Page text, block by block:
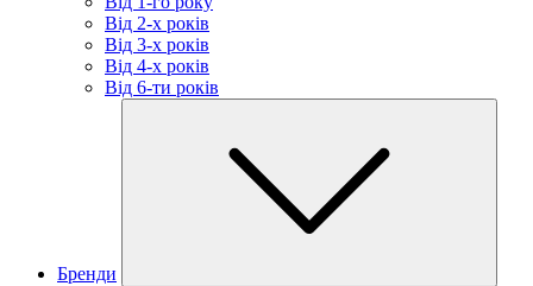
Від 2-х років
Від 3-х років
Від 4-х років
Від 6-ти років
Бренди